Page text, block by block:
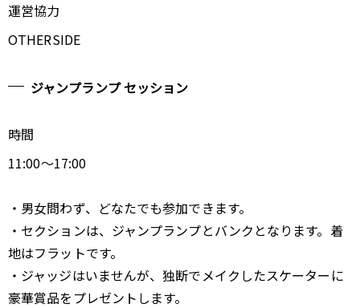
運営協力
OTHERSIDE
ジャンプランプ セッション
時間
11:00～17:00
・男女問わず、どなたでも参加できます。
・セクションは、ジャンプランプとバンクとなります。着
地はフラットです。
・ジャッジはいませんが、独断でメイクしたスケーターに
豪華賞品をプレゼントします。